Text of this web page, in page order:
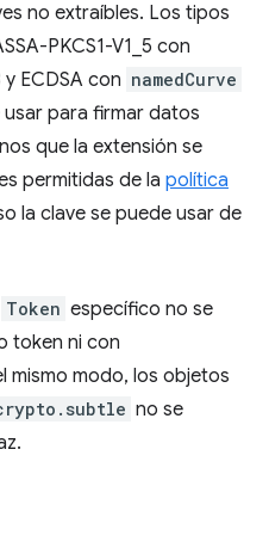
no extraíbles. Los tipos
PKCS1-V1_5 con
ECDSA con namedCurve
para firmar datos
que la extensión se
permitidas de la política
la clave se puede usar de
Token específico no se
token ni con
mismo modo, los objetos
no se